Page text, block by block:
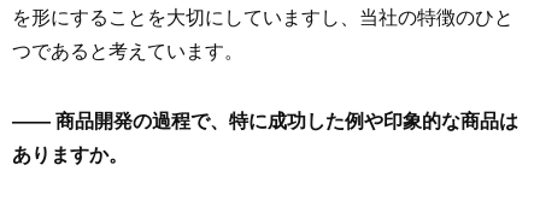
を形にすることを大切にしていますし、当社の特徴のひと
つであると考えています。
—— 商品開発の過程で、特に成功した例や印象的な商品は
ありますか。